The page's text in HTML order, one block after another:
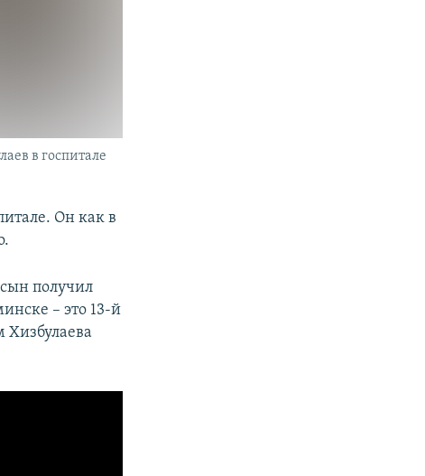
в госпитале
Он как в
получил
– это 13-й
Хизбулаева